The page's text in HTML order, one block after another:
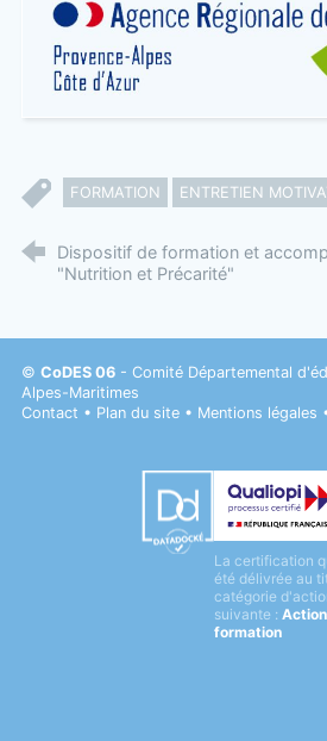
FORMATION ENTRETIEN
Dispositif de formation et
"Nutrition et Précarité"
© CoDES 06- Comité Départemental
Alpes-Maritimes
Contact • Plan du site• Mentions légales
Datadock
La certification
été délivrée au
catégorie
suivante :
formation